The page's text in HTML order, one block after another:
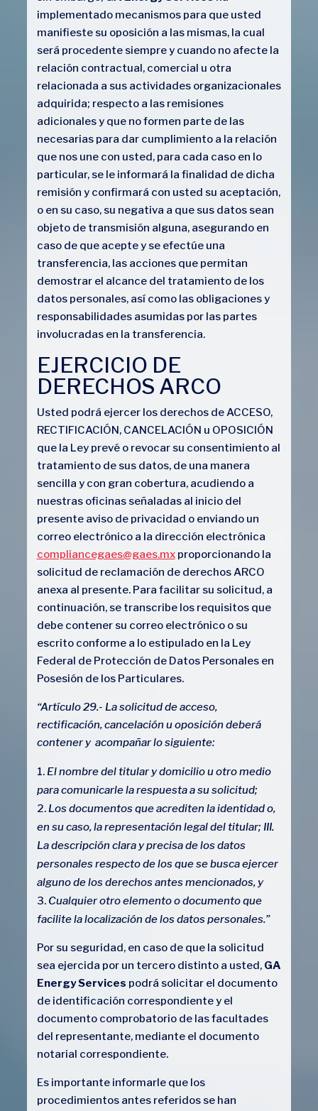
implementado mecanismos para que usted
manifieste su oposición a las mismas, la cual
será procedente siempre y cuando no afecte la
relación contractual, comercial u otra
relacionada a sus actividades organizacionales
adquirida; respecto a las remisiones
adicionales y que no formen parte de las
necesarias para dar cumplimiento a la relación
que nos une con usted, para cada caso en lo
particular, se le informará la finalidad de dicha
remisión y confirmará con usted su aceptación,
o en su caso, su negativa a que sus datos sean
objeto de transmisión alguna, asegurando en
caso de que acepte y se efectúe una
transferencia, las acciones que permitan
demostrar el alcance del tratamiento de los
datos personales, así como las obligaciones y
responsabilidades asumidas por las partes
involucradas en la transferencia.
EJERCICIO DE
DERECHOS ARCO
Usted podrá ejercer los derechos de ACCESO,
RECTIFICACIÓN, CANCELACIÓN u OPOSICIÓN
que la Ley prevé o revocar su consentimiento al
tratamiento de sus datos, de una manera
sencilla y con gran cobertura, acudiendo a
nuestras oficinas señaladas al inicio del
presente aviso de privacidad o enviando un
correo electrónico a la dirección electrónica
compliancegaes@gaes.mxproporcionando la
solicitud de reclamación de derechos ARCO
anexa al presente. Para facilitar su solicitud, a
continuación, se transcribe los requisitos que
debe contener su correo electrónico o su
escrito conforme a lo estipulado en la Ley
Federal de Protección de Datos Personales en
Posesión de los Particulares.
“Artículo 29.- La solicitud de acceso,
rectificación, cancelación u oposición deberá
contener y acompañar lo siguiente:
El nombre del titular y domicilio u otro medio
para comunicarle la respuesta a su solicitud;
Los documentos que acrediten la identidad o,
en su caso, la representación legal del titular; III.
La descripción clara y precisa de los datos
personales respecto de los que se busca ejercer
alguno de los derechos antes mencionados, y
Cualquier otro elemento o documento que
facilite la localización de los datos personales.”
Por su seguridad, en caso de que la solicitud
sea ejercida por un tercero distinto a usted, GA
Energy Services podrá solicitar el documento
de identificación correspondiente y el
documento comprobatorio de las facultades
del representante, mediante el documento
notarial correspondiente.
Es importante informarle que los
procedimientos antes referidos se han